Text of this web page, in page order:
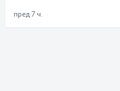
пред 7 ч.